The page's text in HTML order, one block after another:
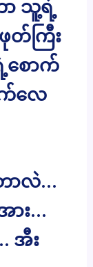
သူ့ရဲ့
တ်ကြီး
စောက်
က်လေ
ာလဲ…
ား…
အီး